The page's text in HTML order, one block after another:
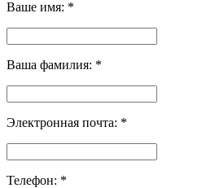
Ваше имя: *
Ваша фамилия: *
Электронная почта: *
Телефон: *